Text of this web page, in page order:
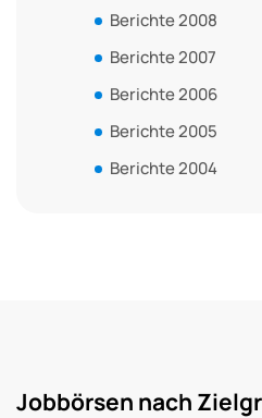
Berichte 2008
Berichte 2007
Berichte 2006
Berichte 2005
Berichte 2004
Jobbörsen nach